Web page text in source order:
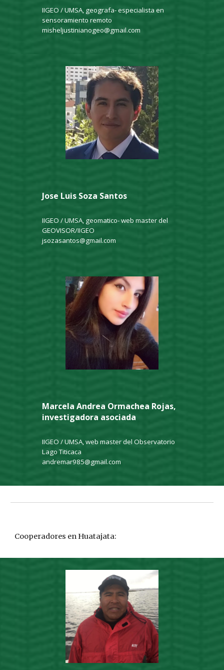
IIGEO / UMSA, geografa- especialista en
sensoramiento remoto
misheljustinianogeo@gmail.com
Jose Luis Soza Santos
IIGEO / UMSA, geomatico- web master del
GEOVISOR/IIGEO
jsozasantos@gmail.com
Marcela Andrea Ormachea Rojas,
investigadora asociada
IIGEO / UMSA, web master del Observatorio
Lago Titicaca
andremar985@gmail.com
Cooperadores en Huatajata: